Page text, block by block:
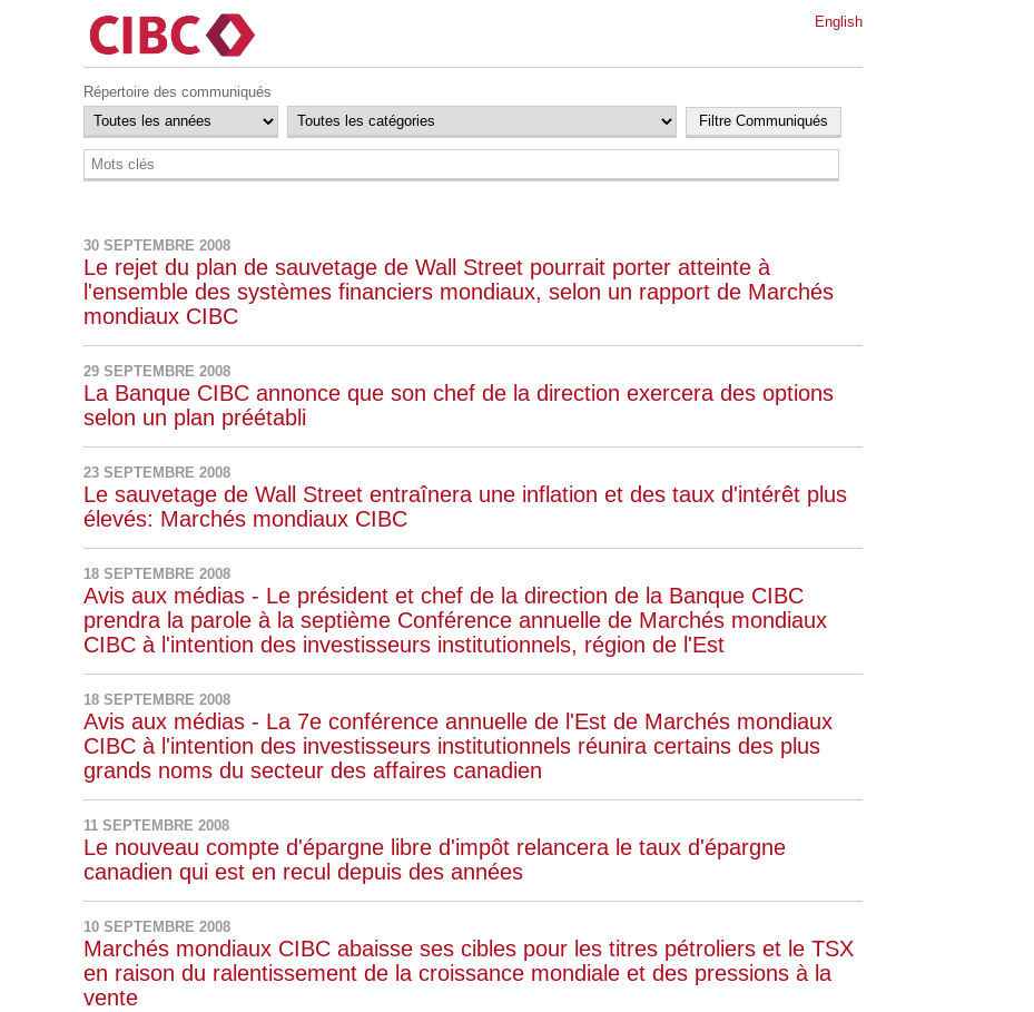
English
Répertoire des communiqués
30 SEPTEMBRE 2008
Le rejet du plan de sauvetage de Wall Street pourrait porter atteinte à
l'ensemble des systèmes financiers mondiaux, selon un rapport de Marchés
mondiaux CIBC
29 SEPTEMBRE 2008
La Banque CIBC annonce que son chef de la direction exercera des options
selon un plan préétabli
23 SEPTEMBRE 2008
Le sauvetage de Wall Street entraînera une inflation et des taux d'intérêt plus
élevés: Marchés mondiaux CIBC
18 SEPTEMBRE 2008
Avis aux médias - Le président et chef de la direction de la Banque CIBC
prendra la parole à la septième Conférence annuelle de Marchés mondiaux
CIBC à l'intention des investisseurs institutionnels, région de l'Est
18 SEPTEMBRE 2008
Avis aux médias - La 7e conférence annuelle de l'Est de Marchés mondiaux
CIBC à l'intention des investisseurs institutionnels réunira certains des plus
grands noms du secteur des affaires canadien
11 SEPTEMBRE 2008
Le nouveau compte d'épargne libre d'impôt relancera le taux d'épargne
canadien qui est en recul depuis des années
10 SEPTEMBRE 2008
Marchés mondiaux CIBC abaisse ses cibles pour les titres pétroliers et le TSX
en raison du ralentissement de la croissance mondiale et des pressions à la
vente